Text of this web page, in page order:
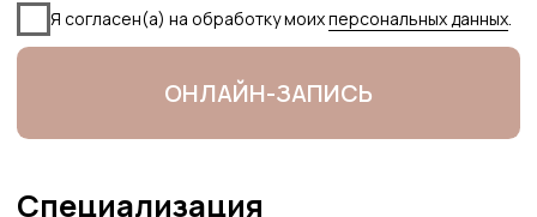
ВАКАНСИИ
КОНТАКТЫ
Я согласен(а) с условиямиПубличной оферты
Я согласен(а) на обработку моихперсональных данных.